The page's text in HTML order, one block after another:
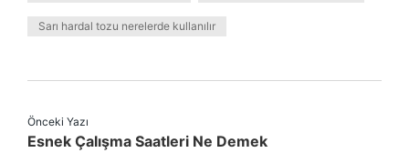
Sarı hardal tozu nerelerde kullanılır
Önceki Yazı
Esnek Çalışma Saatleri Ne Demek